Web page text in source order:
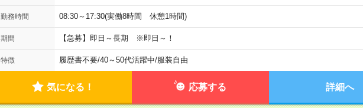
勤務時間 08:30～17:30(実働8時間 休憩1時間)
期間 【急募】即日～長期 ※即日～！
特徴 履歴書不要/40～50代活躍中/服装自由
気になる！ 応募する 詳細へ